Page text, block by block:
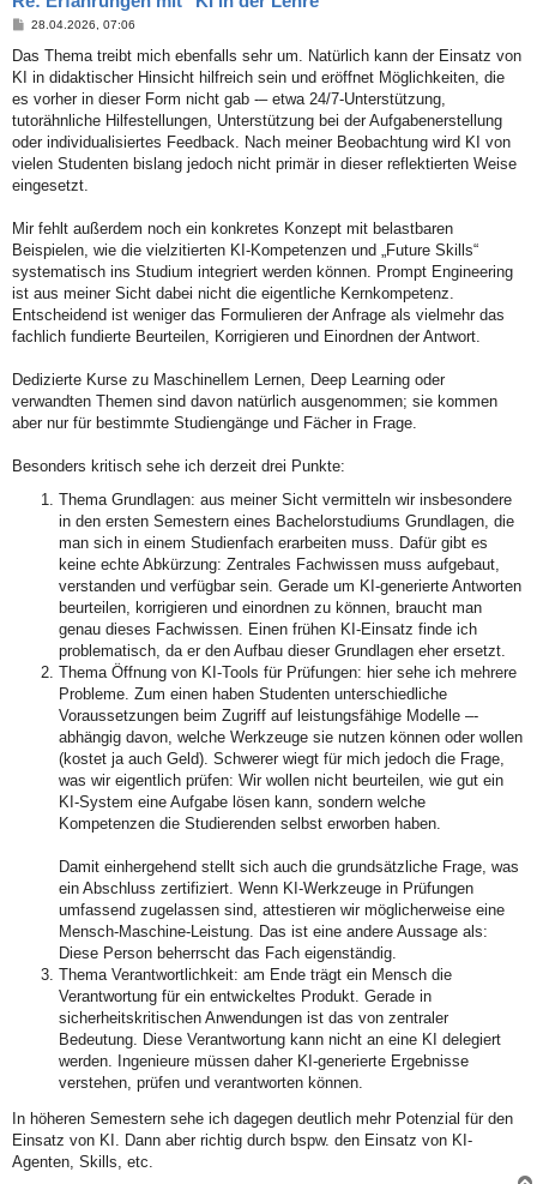
B
i
r
a
28.04.2026, 07:06
Das Thema treibt mich ebenfalls sehr um. Natürlich kann der Einsatz von
KI in didaktischer Hinsicht hilfreich sein und eröffnet Möglichkeiten, die
es vorher in dieser Form nicht gab -– etwa 24/7-Unterstützung,
tutorähnliche Hilfestellungen, Unterstützung bei der Aufgabenerstellung
oder individualisiertes Feedback. Nach meiner Beobachtung wird KI von
vielen Studenten bislang jedoch nicht primär in dieser reflektierten Weise
eingesetzt.
Mir fehlt außerdem noch ein konkretes Konzept mit belastbaren
Beispielen, wie die vielzitierten KI-Kompetenzen und „Future Skills“
systematisch ins Studium integriert werden können. Prompt Engineering
ist aus meiner Sicht dabei nicht die eigentliche Kernkompetenz.
Entscheidend ist weniger das Formulieren der Anfrage als vielmehr das
fachlich fundierte Beurteilen, Korrigieren und Einordnen der Antwort.
Dedizierte Kurse zu Maschinellem Lernen, Deep Learning oder
verwandten Themen sind davon natürlich ausgenommen; sie kommen
aber nur für bestimmte Studiengänge und Fächer in Frage.
Besonders kritisch sehe ich derzeit drei Punkte:
Thema Grundlagen: aus meiner Sicht vermitteln wir insbesondere
in den ersten Semestern eines Bachelorstudiums Grundlagen, die
man sich in einem Studienfach erarbeiten muss. Dafür gibt es
keine echte Abkürzung: Zentrales Fachwissen muss aufgebaut,
verstanden und verfügbar sein. Gerade um KI-generierte Antworten
beurteilen, korrigieren und einordnen zu können, braucht man
genau dieses Fachwissen. Einen frühen KI-Einsatz finde ich
problematisch, da er den Aufbau dieser Grundlagen eher ersetzt.
Thema Öffnung von KI-Tools für Prüfungen: hier sehe ich mehrere
Probleme. Zum einen haben Studenten unterschiedliche
Voraussetzungen beim Zugriff auf leistungsfähige Modelle –-
abhängig davon, welche Werkzeuge sie nutzen können oder wollen
(kostet ja auch Geld). Schwerer wiegt für mich jedoch die Frage,
was wir eigentlich prüfen: Wir wollen nicht beurteilen, wie gut ein
KI-System eine Aufgabe lösen kann, sondern welche
Kompetenzen die Studierenden selbst erworben haben.
Damit einhergehend stellt sich auch die grundsätzliche Frage, was
ein Abschluss zertifiziert. Wenn KI-Werkzeuge in Prüfungen
umfassend zugelassen sind, attestieren wir möglicherweise eine
Mensch-Maschine-Leistung. Das ist eine andere Aussage als:
Diese Person beherrscht das Fach eigenständig.
Thema Verantwortlichkeit: am Ende trägt ein Mensch die
Verantwortung für ein entwickeltes Produkt. Gerade in
sicherheitskritischen Anwendungen ist das von zentraler
Bedeutung. Diese Verantwortung kann nicht an eine KI delegiert
werden. Ingenieure müssen daher KI-generierte Ergebnisse
verstehen, prüfen und verantworten können.
In höheren Semestern sehe ich dagegen deutlich mehr Potenzial für den
Einsatz von KI. Dann aber richtig durch bspw. den Einsatz von KI-
Agenten, Skills, etc.